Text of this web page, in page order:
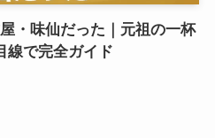
・味仙だった｜元祖の一杯
線で完全ガイド